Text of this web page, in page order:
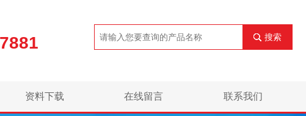
搜索
资料下载 在线留言 联系我们